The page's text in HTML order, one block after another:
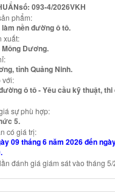
093-4/2026VKH
phẩm:
nền đường ô tô.
xuất:
Dương.
tỉnh Quảng Ninh.
với:
ô tô - Yêu cầu kỹ thuật,
sự phù hợp:
5.
có giá trị:
09 tháng 6 năm 2026 đến
đánh giá giám sát vào tháng